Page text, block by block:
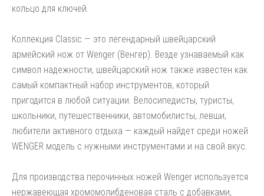
кольцо для ключей.
Коллекция Classic — это легендарный швейцарский
армейский нож от Wenger (Венгер). Везде узнаваемый как
символ надежности, швейцарский нож также известен как
самый компактный набор инструментов, который
пригодится в любой ситуации. Велосипедисты, туристы,
школьники, путешественники, автомобилисты, левши,
любители активного отдыха — каждый найдет среди ножей
WENGER модель с нужными инструментами и на свой вкус.
Для производства перочинных ножей Wenger используется
нержавеющая хромомолибденовая сталь с добавками,